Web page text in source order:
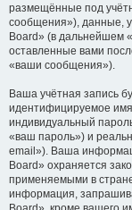
размещённые под
сообщения»), данные,
Board» (в дальнейшем
оставленные вами
«ваши сообщения»).
Ваша учётная запись
идентифицируемое
индивидуальный
«ваш пароль») и
email»). Ваша
Board» охраняется
применяемыми в
информация,